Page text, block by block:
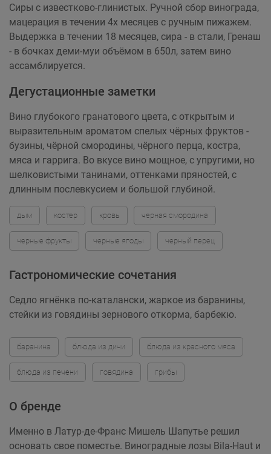
Сиры с известково-глинистых. Ручной сбор винограда,
мацерация в течении 4х месяцев с ручным пижажем.
Выдержка в течении 18 месяцев, сира - в стали, Гренаш
- в бочках деми-муи объёмом в 650л, затем вино
ассамблируется.
Дегустационные заметки
Вино глубокого гранатового цвета, с открытым и
выразительным ароматом спелых чёрных фруктов -
бузины, чёрной смородины, чёрного перца, костра,
мяса и гаррига. Во вкусе вино мощное, с упругими, но
шелковистыми танинами, оттенками пряностей, с
длинным послевкусием и большой глубиной.
дым костер кровь черная смородина
черные фрукты черные ягоды черный перец
Гастрономические сочетания
Седло ягнёнка по-каталански, жаркое из баранины,
стейки из говядины зернового откорма, барбекю.
баранина блюда из дичи блюда из красного мяса
блюда из печени говядина грибы
О бренде
Именно в Латур-де-Франс Мишель Шапутье решил
основать свое поместье. Виноградные лозы Bila-Haut и